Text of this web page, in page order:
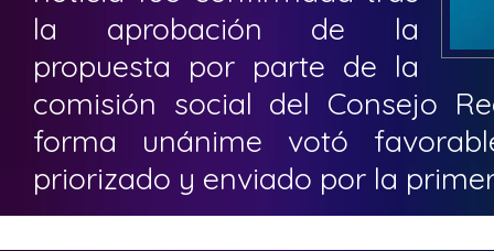
la aprobación de la
propuesta por parte de la
comisión social del Consejo
forma unánime votó
priorizado y enviado por la